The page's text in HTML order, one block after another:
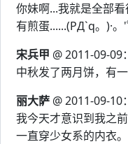
你妹啊...我就是全部
有煎蛋......(PД`q。)·
宋兵甲 @ 2011-09-09：
中秋发了两月饼，有
丽大萨 @ 2011-09-10：
我今天才意识到我之
一直穿少女系的内衣